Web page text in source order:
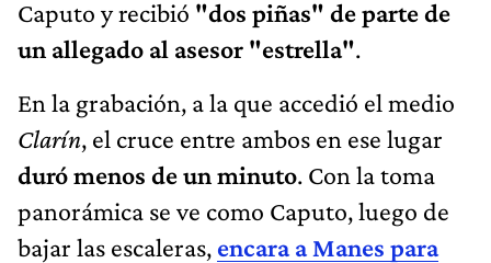
Caputo y recibió "dos piñas" de parte de
un allegado al asesor "estrella".
En la grabación, a la que accedió el medio
Clarín, el cruce entre ambos en ese lugar
duró menos de un minuto. Con la toma
panorámica se ve como Caputo, luego de
bajar las escaleras, encara a Manes para